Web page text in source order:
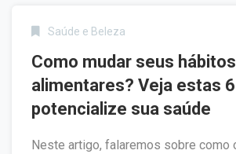
Saúde e Beleza
Como mudar seus hábitos
alimentares? Veja estas
potencialize sua saúde
Neste artigo, falaremos sobre como